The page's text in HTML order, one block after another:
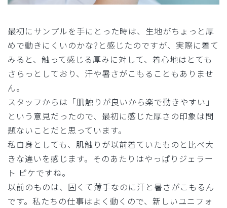
最初にサンプルを手にとった時は、生地がちょっと厚
めで動きにくいのかな?と感じたのですが、実際に着て
みると、触って感じる厚みに対して、着心地はとても
さらっとしており、汗や暑さがこもることもありませ
ん。
スタッフからは「肌触りが良いから楽で動きやすい」
という意見だったので、最初に感じた厚さの印象は問
題ないことだと思っています。
私自身としても、肌触りが以前着ていたものと比べ大
きな違いを感じます。そのあたりはやっぱりジェラー
ト ピケですね。
以前のものは、固くて薄手なのに汗と暑さがこもるん
です。私たちの仕事はよく動くので、新しいユニフォ